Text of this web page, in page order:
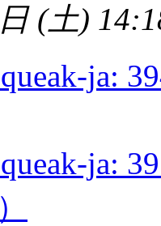
(土)
ja:
ja: